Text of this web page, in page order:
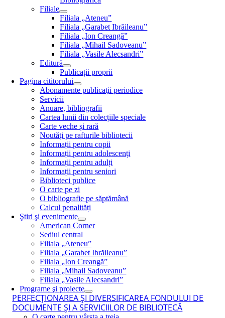
Filiale
Filiala „Ateneu”
Filiala „Garabet Ibrăileanu”
Filiala „Ion Creangă”
Filiala „Mihail Sadoveanu”
Filiala „Vasile Alecsandri”
Editură
Publicații proprii
Pagina cititorului
Abonamente publicaţii periodice
Servicii
Anuare, bibliografii
Cartea lunii din colecțiile speciale
Carte veche și rară
Noutăţi pe rafturile bibliotecii
Informații pentru copii
Informații pentru adolescenți
Informații pentru adulți
Informații pentru seniori
Biblioteci publice
O carte pe zi
O bibliografie pe săptămână
Calcul penalități
Ştiri şi evenimente
American Corner
Sediul central
Filiala „Ateneu”
Filiala „Garabet Ibrăileanu”
Filiala „Ion Creangă”
Filiala „Mihail Sadoveanu”
Filiala „Vasile Alecsandri”
Programe şi proiecte
PERFECŢIONAREA ŞI DIVERSIFICAREA FONDULUI DE
DOCUMENTE ŞI A SERVICIILOR DE BIBLIOTECĂ